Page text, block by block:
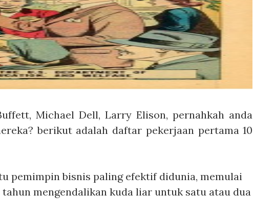
Michael Dell, Larry Elison, pernahkah anda
berikut adalah daftar pekerjaan pertama 10
pemimpin bisnis paling efektif didunia, memulai
mengendalikan kuda liar untuk satu atau dua